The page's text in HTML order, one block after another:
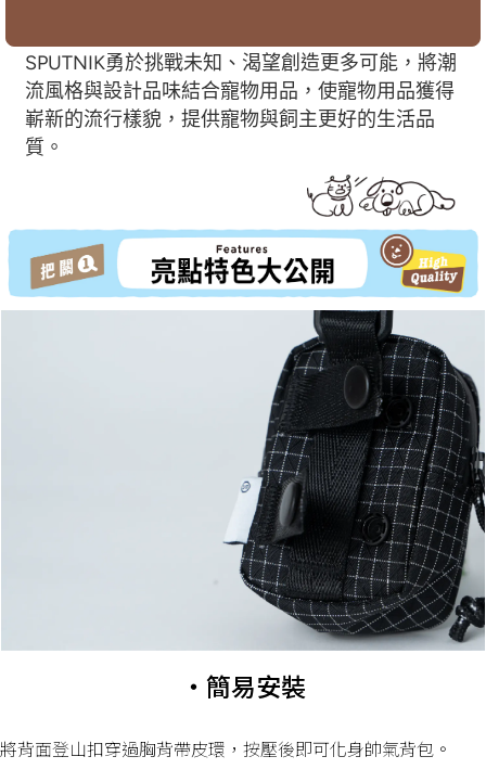
SPUTNIK勇於挑戰未知、渴望創造更多可能，將潮
流風格與設計品味結合寵物用品，使寵物用品獲得
嶄新的流行樣貌，提供寵物與飼主更好的生活品
質。
・簡易安裝
將背面登山扣穿過胸背帶皮環，按壓後即可化身帥氣背包。